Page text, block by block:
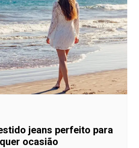
jeans perfeito para
ocasião